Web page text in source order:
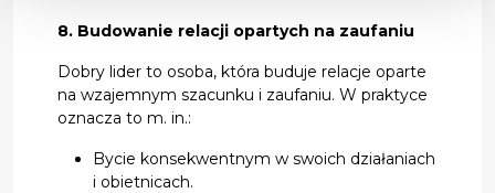
8. Budowanie relacji opartych na zaufaniu
Dobry lider to osoba, która buduje relacje oparte
na wzajemnym szacunku i zaufaniu. W praktyce
oznacza to m. in.:
Bycie konsekwentnym w swoich działaniach
i obietnicach.